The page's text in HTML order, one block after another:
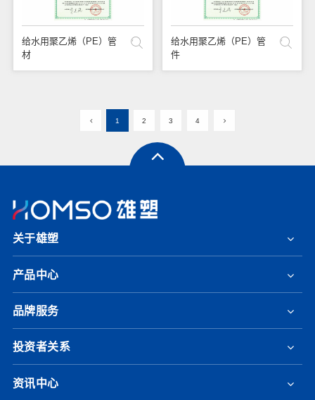
给水用聚乙烯（PE）管
材
给水用聚乙烯（PE）管
件
1 2 3 4
关于雄塑
产品中心
品牌服务
投资者关系
资讯中心